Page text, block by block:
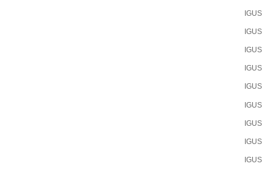
IGUS
IGUS
IGUS
IGUS
IGUS
IGUS
IGUS
IGUS
IGUS